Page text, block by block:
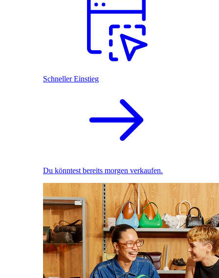
Schneller Einstieg
Du könntest bereits morgen verkaufen.